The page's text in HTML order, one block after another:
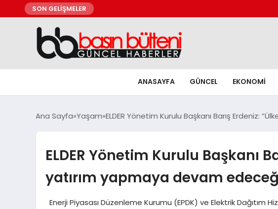
SON GELİŞMELER
ANASAYFA GÜNCEL EKONOMI
Ana Sayfa Yaşam ELDER Yönetim Kurulu Başkanı Barış Erdeniz:
ELDER Yönetim Kurulu Başkanı
yatırım yapmaya devam
Enerji Piyasası Düzenleme Kurumu (EPDK) ve Elektrik